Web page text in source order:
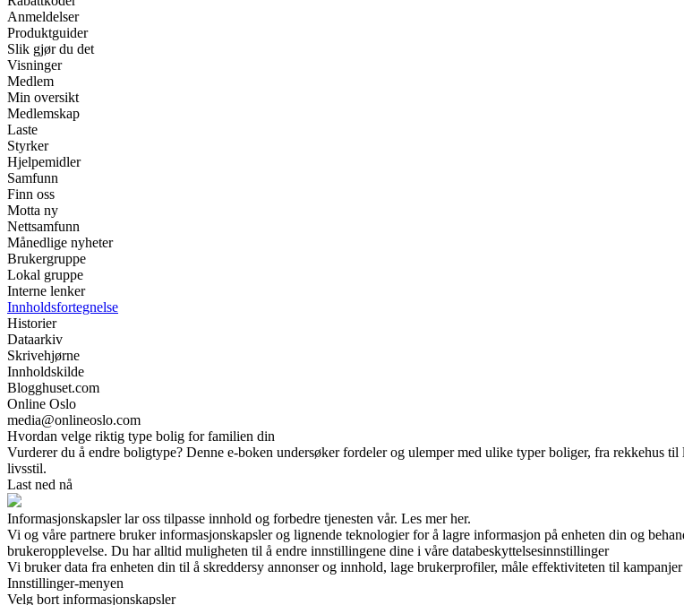
Anmeldelser
Produktguider
Slik gjør du det
Visninger
Medlem
Min oversikt
Medlemskap
Laste
Styrker
Hjelpemidler
Samfunn
Finn oss
Motta ny
Nettsamfunn
Månedlige nyheter
Brukergruppe
Lokal gruppe
Interne lenker
Innholdsfortegnelse
Historier
Dataarkiv
Skrivehjørne
Innholdskilde
Blogghuset.com
Online Oslo
media@onlineoslo.com
Hvordan velge riktig type bolig for familien din
Vurderer du å endre boligtype? Denne e-boken undersøker fordeler og ulemper med ulike typer boliger, fra rekkehus
livsstil.
Last ned nå
Informasjonskapsler lar oss tilpasse innhold og forbedre tjenesten vår. Les mer her.
Vi og våre partnere bruker informasjonskapsler og lignende teknologier for å lagre informasjon på enheten din og
brukeropplevelse. Du har alltid muligheten til å endre innstillingene dine i våre databeskyttelsesinnstillinger
Vi bruker data fra enheten din til å skreddersy annonser og innhold, lage brukerprofiler, måle effektiviteten til
Innstillinger-menyen
Velg bort informasjonskapsler